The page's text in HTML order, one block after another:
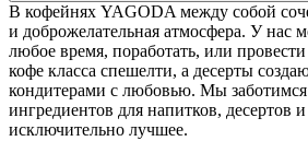
В кофейнях YAGODA между собой
и доброжелательная атмосфера. У нас
любое время, поработать, или
кофе класса спешелти, а десерты
кондитерами с любовью. Мы заботимся
ингредиентов для напитков, десертов и
исключительно лучшее.